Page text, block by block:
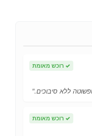
✓ רוכש מאומת
ללא סיבוכים."
✓ רוכש מאומת